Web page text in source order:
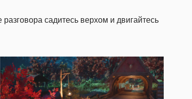
садитесь верхом и двигайтесь